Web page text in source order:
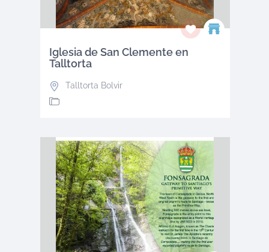
Iglesia de San Clemente en
Talltorta
Talltorta Bolvir